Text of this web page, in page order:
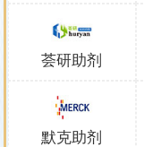
荟研助剂
默克助剂